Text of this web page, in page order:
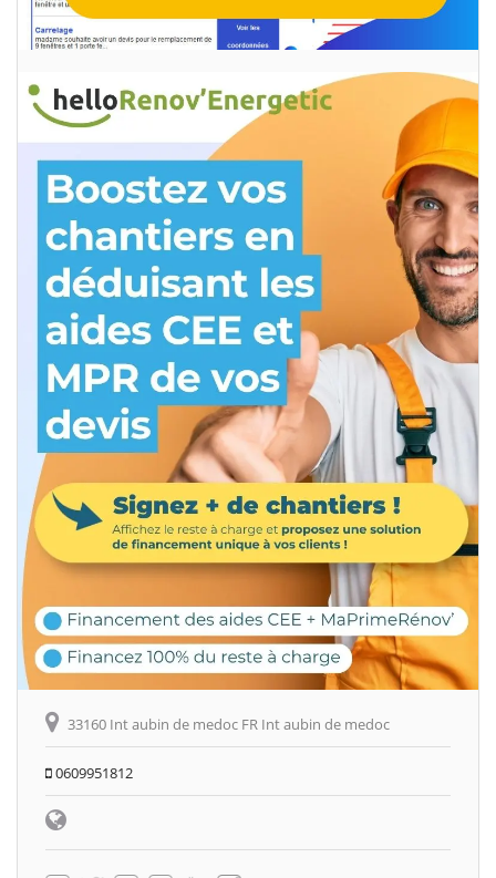
33160 Int aubin de medoc FR Int aubin de medoc
0609951812